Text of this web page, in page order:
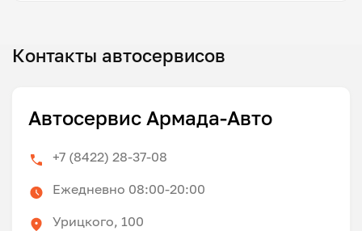
Контакты автосервисов
Автосервис Армада-Авто
+7 (8422) 28-37-08
Ежедневно 08:00-20:00
Урицкого, 100